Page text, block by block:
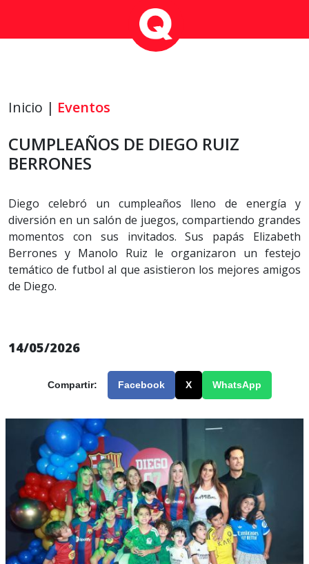
Inicio | Eventos
CUMPLEAÑOS DE DIEGO RUIZ
BERRONES
Diego celebró un cumpleaños lleno de energía y
diversión en un salón de juegos, compartiendo grandes
momentos con sus invitados. Sus papás Elizabeth
Berrones y Manolo Ruiz le organizaron un festejo
temático de futbol al que asistieron los mejores amigos
de Diego.
14/05/2026
Compartir: Facebook X WhatsApp